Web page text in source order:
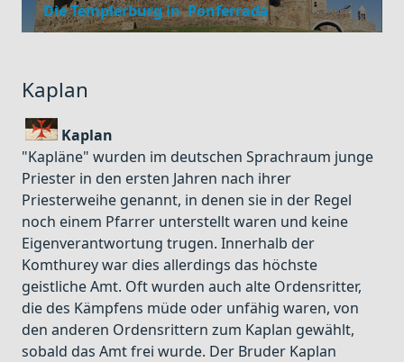
Die Templerburg in Ponferrada
Kaplan
Kaplan
"Kapläne" wurden im deutschen Sprachraum junge
Priester in den ersten Jahren nach ihrer
Priesterweihe genannt, in denen sie in der Regel
noch einem Pfarrer unterstellt waren und keine
Eigenverantwortung trugen. Innerhalb der
Komthurey war dies allerdings das höchste
geistliche Amt. Oft wurden auch alte Ordensritter,
die des Kämpfens müde oder unfähig waren, von
den anderen Ordensrittern zum Kaplan gewählt,
sobald das Amt frei wurde. Der Bruder Kaplan